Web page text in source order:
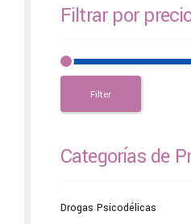
Filtrar por
Filter
Categorías de
Drogas Psicodélicas